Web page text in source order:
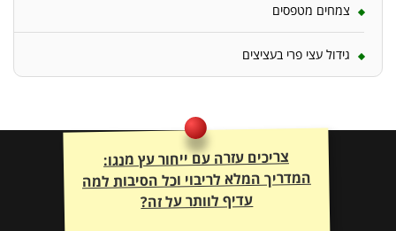
צמחים מטפסים
גידול עצי פרי בעציצים
צריכים עזרה עם ייחור עץ מנגו:
המדריך המלא לריבוי וכל הסיבות למה
עדיף לוותר על זה?